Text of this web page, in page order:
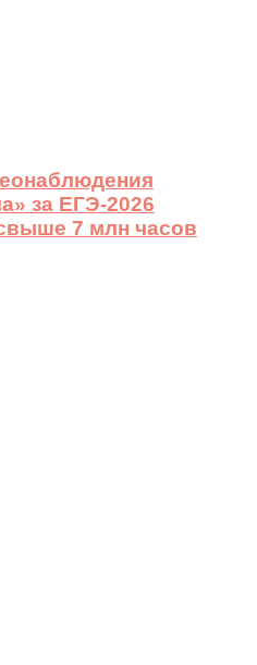
за ЕГЭ-2026
7 млн часов